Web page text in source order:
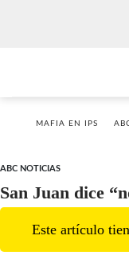
MAFIA EN IPS
ABC NOTICIAS
San Juan dice
Este artículo